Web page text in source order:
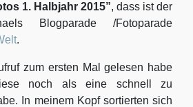
1. Halbjahr 2015”, dass ist der
Blogparade /Fotoparade
.
zum ersten Mal gelesen habe
noch als eine schnell zu
In meinem Kopf sortierten sich